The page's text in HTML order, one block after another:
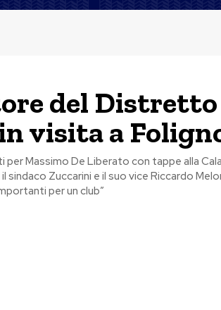
del Distretto
visita a
per Massimo De Liberato con tappe alla
sindaco Zuccarini e il suo vice Riccardo
per un club”